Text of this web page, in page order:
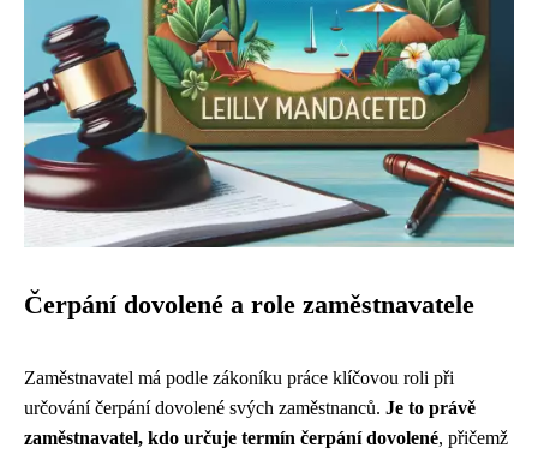
Čerpání dovolené a role zaměstnavatele
Zaměstnavatel má podle zákoníku práce klíčovou roli při
určování čerpání dovolené svých zaměstnanců. Je to právě
zaměstnavatel, kdo určuje termín čerpání dovolené, přičemž